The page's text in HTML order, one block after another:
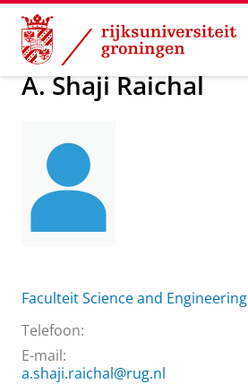
Skip
Content
Skip
Navigation
Over ons A. Shaji Raichal
A. Shaji Raichal
Faculteit Science and Engineering
Telefoon:
E-mail:
a.shaji.raichal@rug.nl